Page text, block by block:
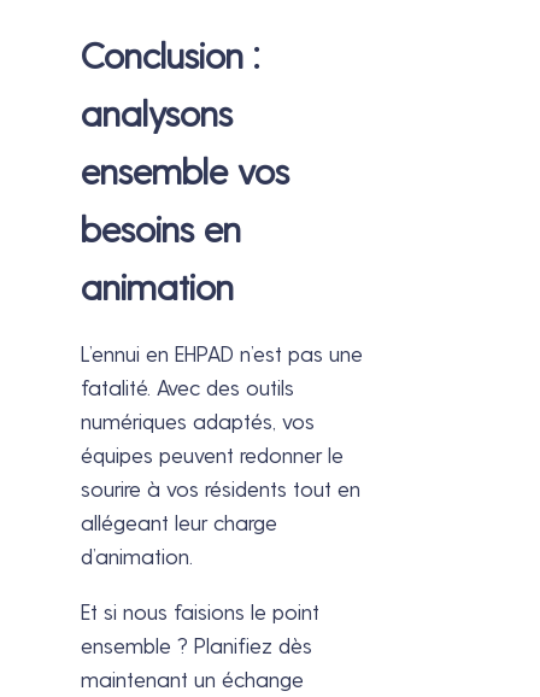
Conclusion :
analysons
ensemble vos
besoins en
animation
L’ennui en EHPAD n’est pas une
fatalité. Avec des outils
numériques adaptés, vos
équipes peuvent redonner le
sourire à vos résidents tout en
allégeant leur charge
d’animation.
Et si nous faisions le point
ensemble ? Planifiez dès
maintenant un échange